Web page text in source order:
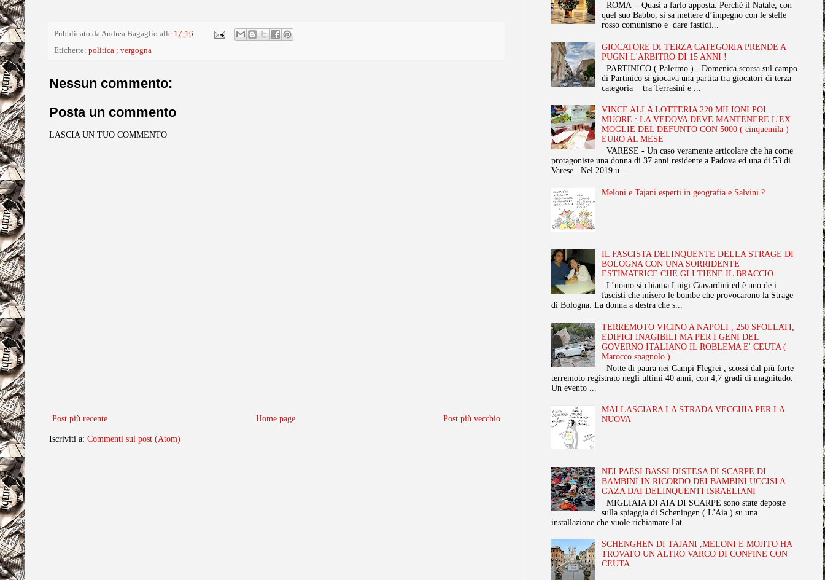
Pubblicato daAndrea Bagaglio alle 17:16
Etichette: politica ; vergogna
Nessun commento:
Posta un commento
LASCIA UN TUO COMMENTO
Post più recente Post più vecchio
Home page
Iscriviti a: Commenti sul post (Atom)
ROMA - Quasi a farlo apposta. Perché il Natale, con
quel suo Babbo, si sa mettere d’impegno con le stelle
rosso comunismo e dare fastidi...
GIOCATORE DI TERZA CATEGORIA PRENDE A
PUGNI L'ARBITRO DI 15 ANNI !
PARTINICO ( Palermo ) - Domenica scorsa sul campo
di Partinico si giocava una partita tra giocatori di terza
categoria tra Terrasini e ...
VINCE ALLA LOTTERIA 220 MILIONI POI
MUORE : LA VEDOVA DEVE MANTENERE L'EX
MOGLIE DEL DEFUNTO CON 5000 ( cinquemila )
EURO AL MESE
VARESE - Un caso veramente articolare che ha come
protagoniste una donna di 37 anni residente a Padova ed una di 53 di
Varese . Nel 2019 u...
Meloni e Tajani esperti in geografia e Salvini ?
IL FASCISTA DELINQUENTE DELLA STRAGE DI
BOLOGNA CON UNA SORRIDENTE
ESTIMATRICE CHE GLI TIENE IL BRACCIO
L’uomo si chiama Luigi Ciavardini ed è uno de i
fascisti che misero le bombe che provocarono la Strage
di Bologna. La donna a destra che s...
TERREMOTO VICINO A NAPOLI , 250 SFOLLATI,
EDIFICI INAGIBILI MA PER I GENI DEL
GOVERNO ITALIANO IL ROBLEMA E' CEUTA (
Marocco spagnolo )
Notte di paura nei Campi Flegrei , scossi dal più forte
terremoto registrato negli ultimi 40 anni, con 4,7 gradi di magnitudo.
Un evento ...
MAI LASCIARA LA STRADA VECCHIA PER LA
NUOVA
NEI PAESI BASSI DISTESA DI SCARPE DI
BAMBINI IN RICORDO DEI BAMBINI UCCISI A
GAZA DAI DELINQUENTI ISRAELIANI
MIGLIAIA DI AIA DI SCARPE sono state deposte
sulla spiaggia di Scheningen ( L'Aia ) su una
installazione che vuole richiamare l'at...
SCHENGHEN DI TAJANI ,MELONI E MOJITO HA
TROVATO UN ALTRO VARCO DI CONFINE CON
CEUTA